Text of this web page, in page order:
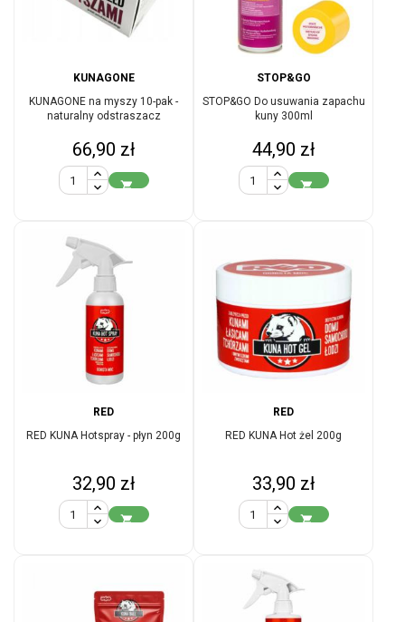
KUNAGONE
KUNAGONE na myszy 10-pak -
naturalny odstraszacz
Cena
66,90 zł

STOP&GO
STOP&GO Do usuwania zapachu
kuny 300ml
Cena
44,90 zł

RED
RED KUNA Hotspray - płyn 200g
Cena
32,90 zł

RED
RED KUNA Hot żel 200g
Cena
33,90 zł
